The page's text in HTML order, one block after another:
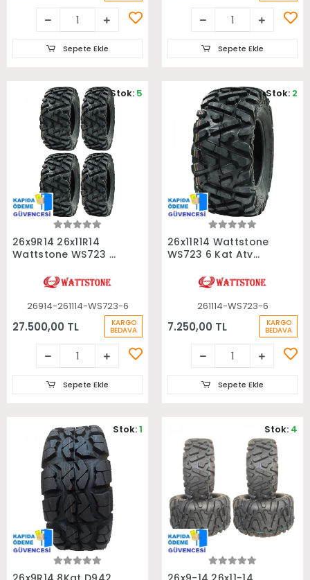
Sepete Ekle Sepete Ekle
Sepete Ekle
26x9R14 26x11R14
Wattstone WS723 6
Takım Atv Lastiği
26914-261114-WS723-6
27.500,00 TL KARGO
BEDAVA
Stok: 5
Sepete Ekle
Sepete Ekle
26x11R14 Wattstone
WS723 6 Kat Atv
261114-WS723-6
7.250,00 TL KARGO
BEDAVA
Stok: 2
Sepete Ekle
Sepete Ekle
Stok:1
Sepete Ekle
Stok: 4